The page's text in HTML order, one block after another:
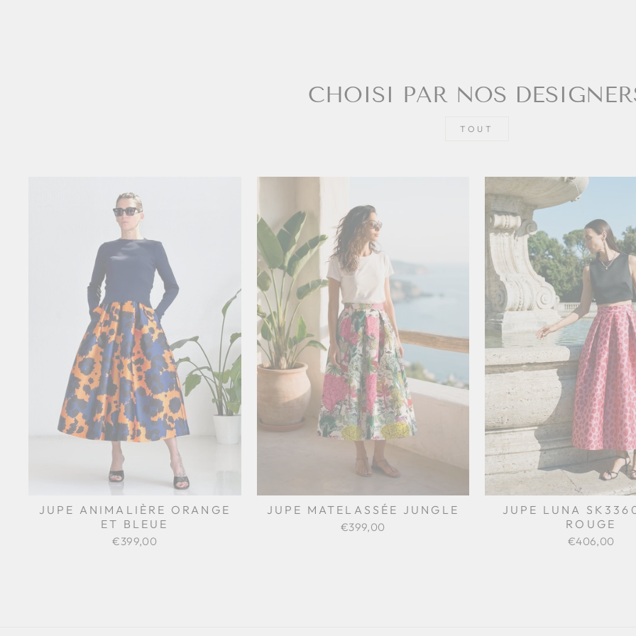
CHOISI PAR NOS
TOUT
JUPE ANIMALIÈRE ORANGE
ET BLEUE
€399,00
JUPE MATELASSÉE JUNGLE
€399,00
JUPE LUNA
ROUGE
€406,00